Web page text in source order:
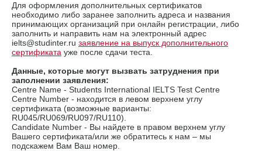
Для оформления дополнительных сертификатов
необходимо либо заранее заполнить адреса и названия
принимающих организаций при онлайн регистрации, либо
заполнить и направить нам на электронный адрес
ielts@studinter.ru заявление на выпуск дополнительного
сертификата уже после сдачи теста.
Данные, которые могут вызвать затруднения при
заполнении заявления:
Сentre Name - Students International IELTS Test Centre
Centre Number - находится в левом верхнем углу
сертификата (возможные варианты:
RU045/RU069/RU097/RU110).
Candidate Number - Вы найдете в правом верхнем углу
Вашего сертификата/или же обратитесь к нам – мы
подскажем Вам Ваш номер.